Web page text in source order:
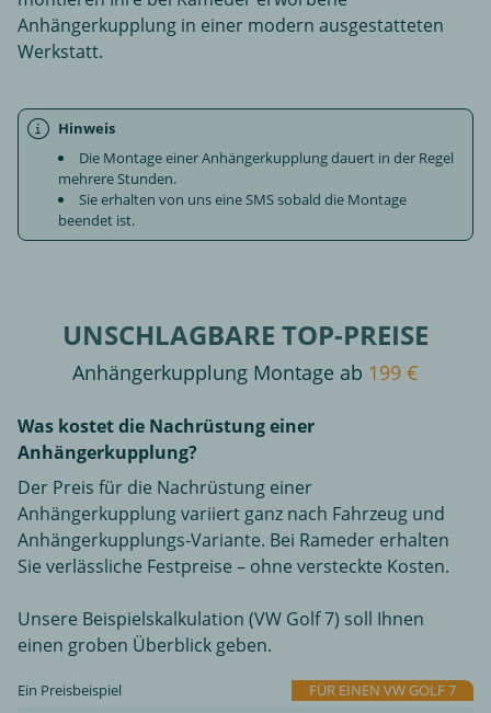
Anhängerkupplung in einer modern ausgestatteten
Werkstatt.
Hinweis
Die Montage einer Anhängerkupplung dauert in der Regel
mehrere Stunden.
Sie erhalten von uns eine SMS sobald die Montage
beendet ist.
UNSCHLAGBARE TOP-PREISE
Anhängerkupplung Montage ab 199 €
Was kostet die Nachrüstung einer
Anhängerkupplung?
Der Preis für die Nachrüstung einer
Anhängerkupplung variiert ganz nach Fahrzeug und
Anhängerkupplungs-Variante. Bei Rameder erhalten
Sie verlässliche Festpreise – ohne versteckte Kosten.
Unsere Beispielskalkulation (VW Golf 7) soll Ihnen
einen groben Überblick geben.
Ein Preisbeispiel FÜR EINEN VW GOLF 7